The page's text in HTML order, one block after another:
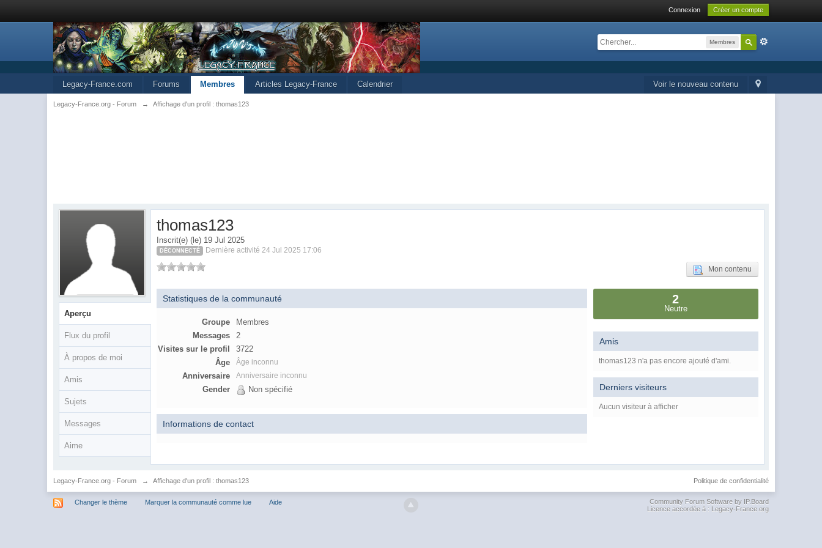
Connexion Créer un compte
Membres
Voir le nouveau contenu
Legacy-France.com Forums Membres Articles Legacy-France Calendrier
Legacy-France.org - Forum → Affichage d'un profil : thomas123
Aperçu
Flux du profil
À propos de moi
Amis
Sujets
Messages
Aime
thomas123
Inscrit(e) (le) 19 Jul 2025
DÉCONNECTÉ Dernière activité 24 Jul 2025 17:06
Mon contenu
Statistiques de la communauté
Groupe
Membres
Messages
2
Visites sur le profil
3722
Âge
Âge inconnu
Anniversaire Anniversaire inconnu
Gender Non spécifié
Informations de contact
2
Neutre
Amis
thomas123 n'a pas encore ajouté d'ami.
Derniers visiteurs
Aucun visiteur à afficher
Legacy-France.org - Forum → Affichage d'un profil : thomas123 Politique de confidentialité
Changer le thème Marquer la communauté comme lue Aide
Community Forum Software by IP.Board
Licence accordée à : Legacy-France.org